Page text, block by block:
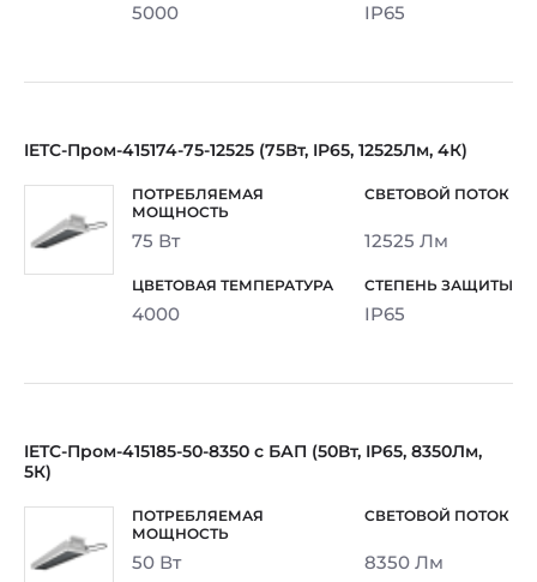
5000 IP65
IETC-Пром-415174-75-12525 (75Вт, IP65, 12525Лм, 4К)
75 Вт 12525 Лм
4000 IP65
IETC-Пром-415185-50-8350 с БАП (50Вт, IP65, 8350Лм,
5К)
50 Вт 8350 Лм